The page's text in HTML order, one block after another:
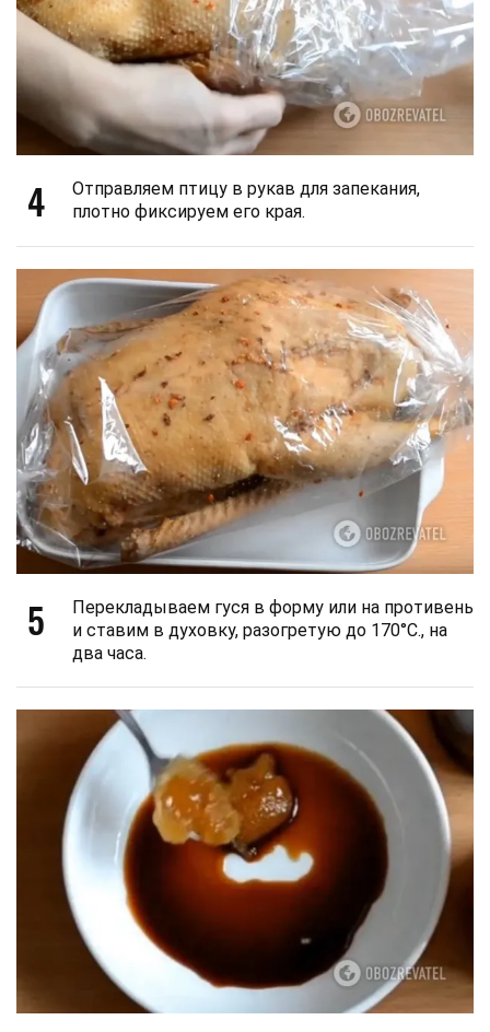
4
Отправляем птицу в рукав для запекания,
плотно фиксируем его края.
5
Перекладываем гуся в форму или на противень
и ставим в духовку, разогретую до 170°С., на
два часа.